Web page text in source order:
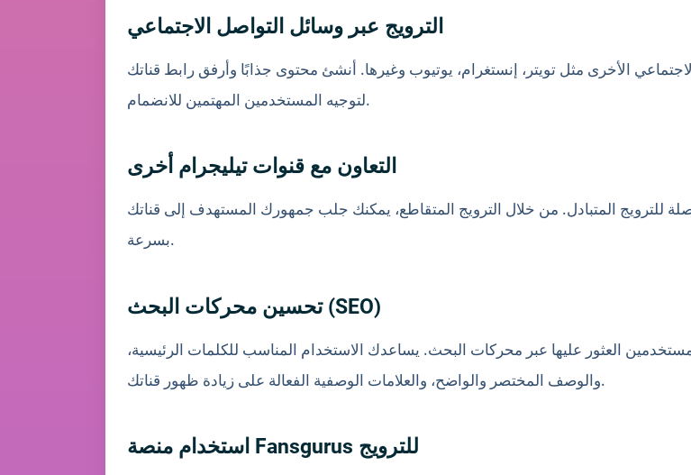
الترويج عبر وسائل التواصل الاجتماعي
الأخرى مثل تويتر، إنستغرام، يوتيوب وغيرها. أنشئ محتوى جذابًا وأرفق رابط قناتك
لتوجيه المستخدمين المهتمين للانضمام.
التعاون مع قنوات تيليجرام أخرى
للترويج المتبادل. من خلال الترويج المتقاطع، يمكنك جلب جمهورك المستهدف إلى قناتك
بسرعة.
تحسين محركات البحث (SEO)
العثور عليها عبر محركات البحث. يساعدك الاستخدام المناسب للكلمات الرئيسية،
والوصف المختصر والواضح، والعلامات الوصفية الفعالة على زيادة ظهور قناتك.
استخدام منصة Fansgurus للترويج